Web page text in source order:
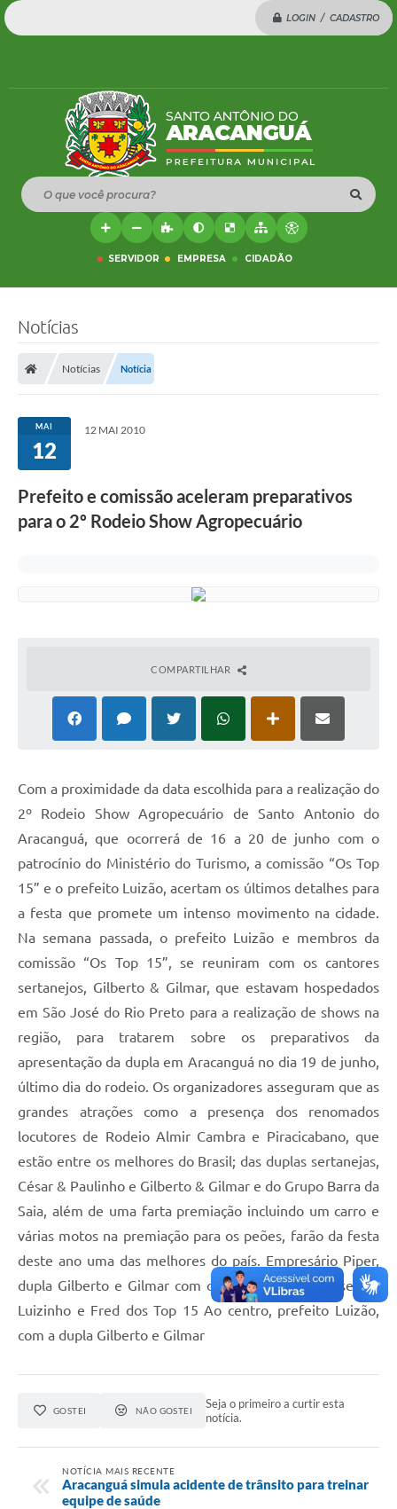
LOGIN / CADASTRO
O que você procura?
SERVIDOR EMPRESA CIDADÃO
Notícias
Notícias Notícia
MAI
12
12 MAI 2010
Prefeito e comissão aceleram preparativos
para o 2º Rodeio Show Agropecuário
COMPARTILHAR
Com a proximidade da data escolhida para a realização do
2º Rodeio Show Agropecuário de Santo Antonio do
Aracanguá, que ocorrerá de 16 a 20 de junho com o
patrocínio do Ministério do Turismo, a comissão “Os Top
15” e o prefeito Luizão, acertam os últimos detalhes para
a festa que promete um intenso movimento na cidade.
Na semana passada, o prefeito Luizão e membros da
comissão “Os Top 15”, se reuniram com os cantores
sertanejos, Gilberto & Gilmar, que estavam hospedados
em São José do Rio Preto para a realização de shows na
região, para tratarem sobre os preparativos da
apresentação da dupla em Aracanguá no dia 19 de junho,
último dia do rodeio. Os organizadores asseguram que as
grandes atrações como a presença dos renomados
locutores de Rodeio Almir Cambra e Piracicabano, que
estão entre os melhores do Brasil; das duplas sertanejas,
César & Paulinho e Gilberto & Gilmar e do Grupo Barra da
Saia, além de uma farta premiação incluindo um carro e
várias motos na premiação para os peões, farão da festa
deste ano uma das melhores do país. Empresário Piper,
dupla Gilberto e Gilmar com o prefeito Luizão, assessor
Luizinho e Fred dos Top 15 Ao centro, prefeito Luizão,
com a dupla Gilberto e Gilmar
GOSTEI NÃO GOSTEI
Seja o primeiro a curtir esta
notícia.
NOTÍCIA MAIS RECENTE
Aracanguá simula acidente de trânsito para treinar
equipe de saúde